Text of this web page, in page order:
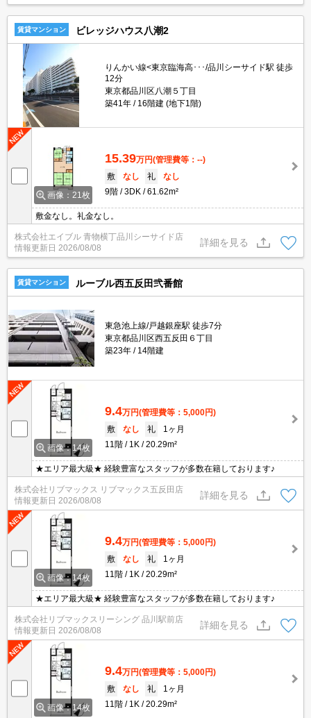
賃貸マンション ビレッジハウス八潮2
りんかい線<東京臨海高･･･/品川シーサイド駅 徒歩
12分
東京都品川区八潮５丁目
築41年
16階建 (地下1階)
画像：21枚
15.39万円(管理費等：--)
敷
なし 礼
なし
9階
3DK 61.62m²
敷金なし。礼金なし。
株式会社エイブル 青物横丁品川シーサイド店
情報更新日 2026/08/08
詳細を見る
賃貸マンション ルーブル西五反田弐番館
東急池上線/戸越銀座駅 徒歩7分
東京都品川区西五反田６丁目
築23年
14階建
画像：14枚
9.4万円(管理費等：5,000円)
敷
なし 礼
1ヶ月
11階
1K 20.29m²
★エリア最大級★ 経験豊富なスタッフが多数在籍しております♪
株式会社リブマックス リブマックス五反田店
情報更新日 2026/08/08
詳細を見る
画像：14枚
9.4万円(管理費等：5,000円)
敷
なし 礼
1ヶ月
11階
1K 20.29m²
★エリア最大級★ 経験豊富なスタッフが多数在籍しております♪
株式会社リブマックスリーシング 品川駅前店
情報更新日 2026/08/08
詳細を見る
画像：14枚
9.4万円(管理費等：5,000円)
敷
なし 礼
1ヶ月
11階
1K 20.29m²